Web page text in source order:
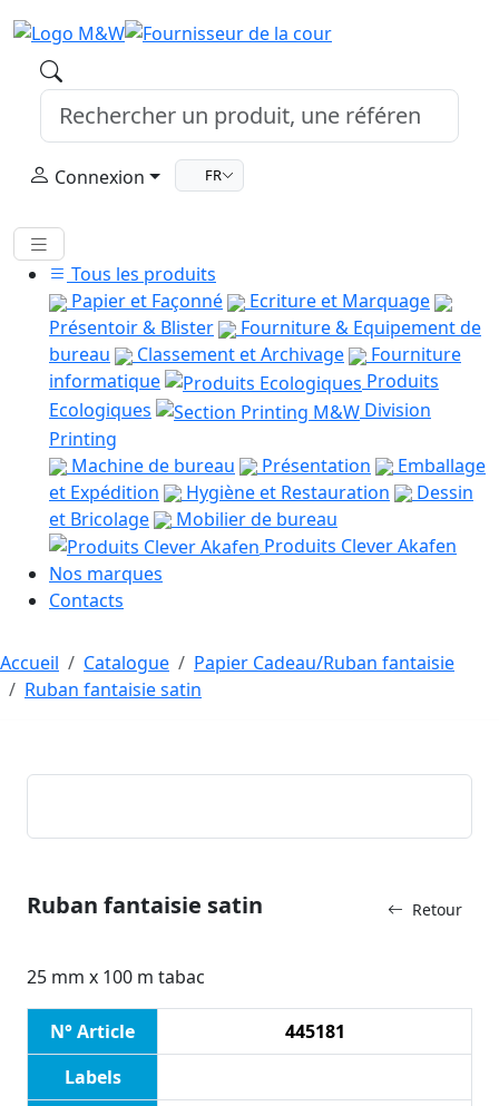
Connexion FR
Tous les produits
Papier et Façonné
Ecriture et Marquage
Présentoir & Blister
Fourniture & Equipement de
bureau
Classement et Archivage
Fourniture
informatique
Produits
Ecologiques
Division
Printing
Machine de bureau
Présentation
Emballage
et Expédition
Hygiène et Restauration
Dessin
et Bricolage
Mobilier de bureau
Produits Clever Akafen
Nos marques
Contacts
Accueil Catalogue
Papier Cadeau/Ruban fantaisie
Ruban fantaisie satin
Retour
Ruban fantaisie satin
25 mm x 100 m tabac
N° Article
445181
Labels